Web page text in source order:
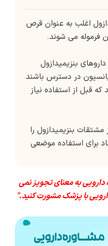
اغلب به عنوان قرص
فرموله می شوند.
بنزیمیدازول
در دسترس باشند
قبل از استفاده نیاز
مشتقات بنزیمیدازول را
برای استفاده موضعی
به معنای تجویز نمی
با پزشک مشورت کنید."